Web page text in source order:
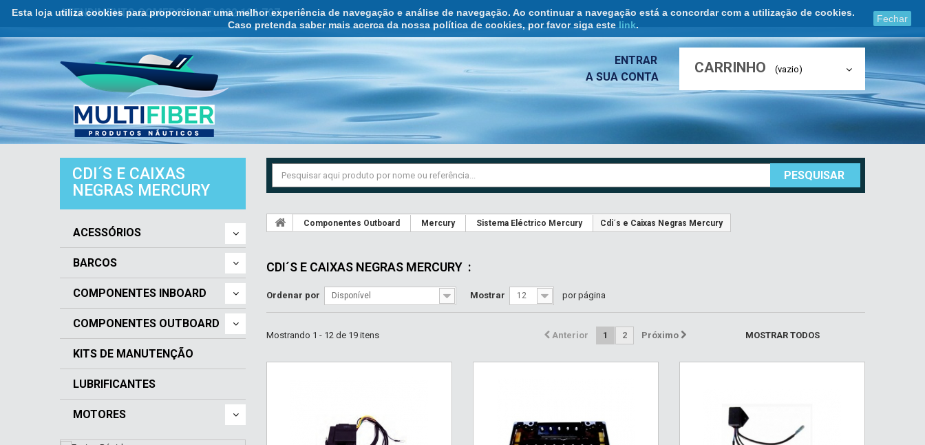
Esta loja utiliza cookies para proporcionar uma melhor experiência de navegação e análise de navegação. Ao continuar a navegação está a concordar com a utilização de cookies.
Caso pretenda saber mais acerca da nossa política de cookies, por favor siga este link.
Fechar
ATENDIMENTO COMERCIAL ☏ 932 121 707
CARRINHO (vazio)
ENTRAR
A SUA CONTA
PESQUISAR
CDI´S E CAIXAS
NEGRAS MERCURY
ACESSÓRIOS
BARCOS
COMPONENTES INBOARD
COMPONENTES OUTBOARD
KITS DE MANUTENÇÃO
LUBRIFICANTES
MOTORES
Componentes Outboard Mercury Sistema Eléctrico Mercury Cdi´s e Caixas Negras Mercury
CDI´S E CAIXAS NEGRAS MERCURY :
Ordenar por Disponível Mostrar 12 por página
MOSTRAR TODOS
Anterior 1 2 Próximo
Mostrando 1 - 12 de 19 itens